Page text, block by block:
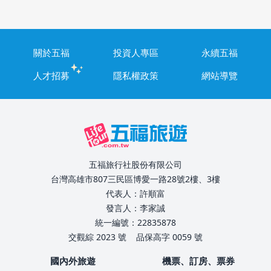
關於五福 投資人專區
永續五福
人才招募
隱私權政策 網站導覽
五福旅行社股份有限公司
台灣高雄市807三民區博愛一路28號2樓、3樓
代表人：許順富
發言人：李家誠
統一編號：22835878
交觀綜 2023 號
品保高字 0059 號
國內外旅遊 機票、訂房、票券